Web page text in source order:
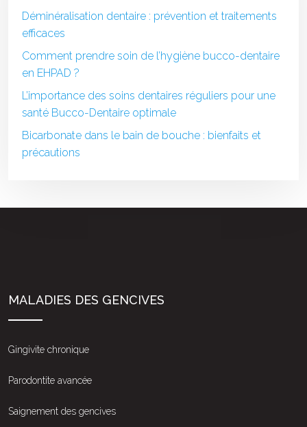
Déminéralisation dentaire : prévention et traitements
efficaces
Comment prendre soin de l’hygiène bucco-dentaire
en EHPAD ?
L’importance des soins dentaires réguliers pour une
santé Bucco-Dentaire optimale
Bicarbonate dans le bain de bouche : bienfaits et
précautions
MALADIES DES GENCIVES
Gingivite chronique
Parodontite avancée
Saignement des gencives